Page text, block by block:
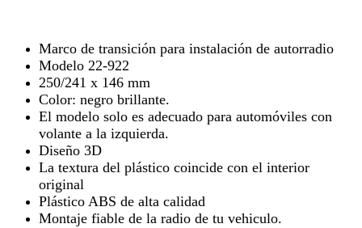
Marco de transición para instalación de autorradio
Modelo 22-922
250/241 x 146 mm
Color: negro brillante.
El modelo solo es adecuado para automóviles con
volante a la izquierda.
Diseño 3D
La textura del plástico coincide con el interior
original
Plástico ABS de alta calidad
Montaje fiable de la radio de tu vehiculo.